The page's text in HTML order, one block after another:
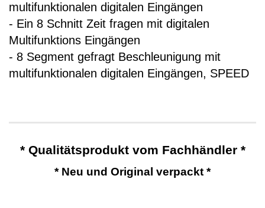
multifunktionalen digitalen Eingängen
- Ein 8 Schnitt Zeit fragen mit digitalen
Multifunktions Eingängen
- 8 Segment gefragt Beschleunigung mit
multifunktionalen digitalen Eingängen, SPEED
* Qualitätsprodukt vom Fachhändler *
* Neu und Original verpackt *